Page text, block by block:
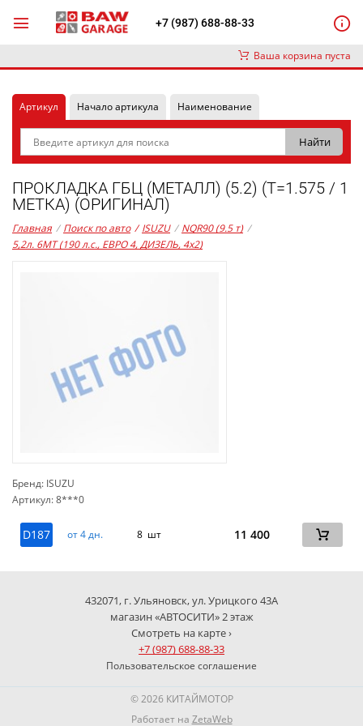
+7 (987) 688-88-33
Ваша корзина пуста
Артикул Начало артикула Наименование
ПРОКЛАДКА ГБЦ (МЕТАЛЛ) (5.2) (Т=1.575 / 1
МЕТКА) (ОРИГИНАЛ)
Главная / Поиск по авто / ISUZU / NQR90 (9.5 т) /
5,2л. 6MT (190 л.с., ЕВРО 4, ДИЗЕЛЬ, 4x2)
Бренд: ISUZU
Артикул: 8***0
D187 от 4 дн. 8 шт 11 400
432071, г. Ульяновск, ул. Урицкого 43А
магазин «АВТОСИТИ» 2 этаж
Смотреть на карте ›
+7 (987) 688-88-33
Пользовательское соглашение
© 2026 КИТАЙМОТОР
Работает на ZetaWeb